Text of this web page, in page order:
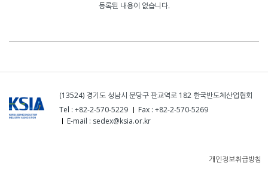
등록된 내용이 없습니다.
(13524) 경기도 성남시 분당구 판교역로 182 한국반도체산업협회
Tel : +82-2-570-5229
Fax : +82-2-570-5269
E-mail : sedex@ksia.or.kr
개인정보취급방침